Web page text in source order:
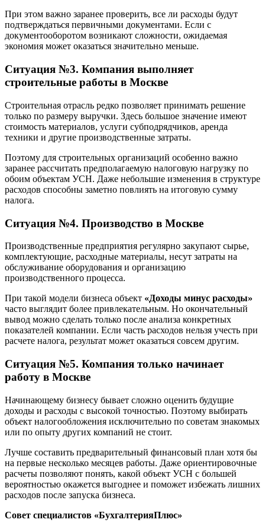
При этом важно заранее проверить, все ли расходы будут
подтверждаться первичными документами. Если с
документооборотом возникают сложности, ожидаемая
экономия может оказаться значительно меньше.
Ситуация №3. Компания выполняет
строительные работы в Москве
Строительная отрасль редко позволяет принимать решение
только по размеру выручки. Здесь большое значение имеют
стоимость материалов, услуги субподрядчиков, аренда
техники и другие производственные затраты.
Поэтому для строительных организаций особенно важно
заранее рассчитать предполагаемую налоговую нагрузку по
обоим объектам УСН. Даже небольшие изменения в структуре
расходов способны заметно повлиять на итоговую сумму
налога.
Ситуация №4. Производство в Москве
Производственные предприятия регулярно закупают сырье,
комплектующие, расходные материалы, несут затраты на
обслуживание оборудования и организацию
производственного процесса.
При такой модели бизнеса объект «Доходы минус расходы»
часто выглядит более привлекательным. Но окончательный
вывод можно сделать только после анализа конкретных
показателей компании. Если часть расходов нельзя учесть при
расчете налога, результат может оказаться совсем другим.
Ситуация №5. Компания только начинает
работу в Москве
Начинающему бизнесу бывает сложно оценить будущие
доходы и расходы с высокой точностью. Поэтому выбирать
объект налогообложения исключительно по советам знакомых
или по опыту других компаний не стоит.
Лучше составить предварительный финансовый план хотя бы
на первые несколько месяцев работы. Даже ориентировочные
расчеты позволяют понять, какой объект УСН с большей
вероятностью окажется выгоднее и поможет избежать лишних
расходов после запуска бизнеса.
Совет специалистов «БухгалтерияПлюс»